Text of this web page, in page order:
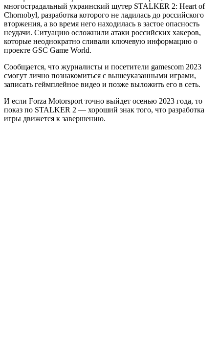
многострадальный украинский шутер STALKER 2: Heart of
Chornobyl, разработка которого не ладилась до российского
вторжения, а во время него находилась в застое опасность
неудачи. Ситуацию осложнили атаки российских хакеров,
которые неоднократно сливали ключевую информацию о
проекте GSC Game World.
Сообщается, что журналисты и посетители gamescom 2023
смогут лично познакомиться с вышеуказанными играми,
записать геймплейное видео и позже выложить его в сеть.
И если Forza Motorsport точно выйдет осенью 2023 года, то
показ по STALKER 2 — хороший знак того, что разработка
игры движется к завершению.